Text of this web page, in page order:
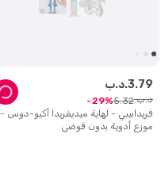
فريدابيبي - لهاية ميديفريدا أكيو-دوس -
موزع أدوية بدون فوضى
د.ب.3.79
د.ب. 5.32
29